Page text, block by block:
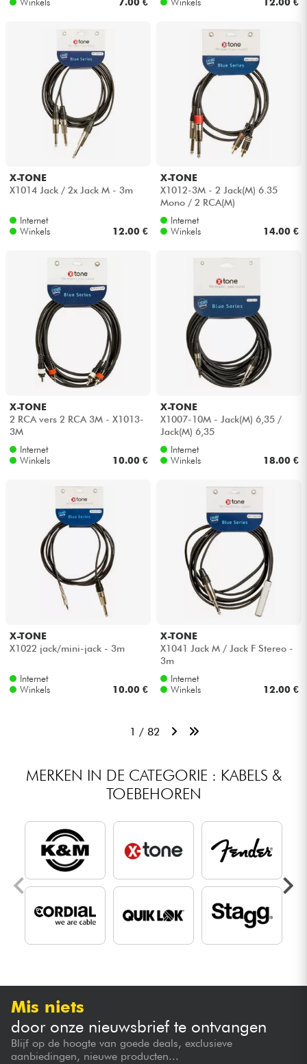
X-TONE
X1014 Jack / 2x Jack M - 3m
Internet
Winkels
12.00 €
X-TONE
X1012-3M - 2 Jack(M) 6.35
Mono / 2 RCA(M)
Internet
Winkels
14.00 €
X-TONE
2 RCA vers 2 RCA 3M - X1013-
3M
Internet
Winkels
10.00 €
X-TONE
X1007-10M - Jack(M) 6,35 /
Jack(M) 6,35
Internet
Winkels
18.00 €
X-TONE
X1022 jack/mini-jack - 3m
Internet
Winkels
10.00 €
X-TONE
X1041 Jack M / Jack F Stereo -
3m
Internet
Winkels
12.00 €
1 / 82
MERKEN IN DE CATEGORIE : KABELS &
TOEBEHOREN
Mis niets
door onze nieuwsbrief te ontvangen
Blijf op de hoogte van goede deals, exclusieve
aanbiedingen, nieuwe producten...